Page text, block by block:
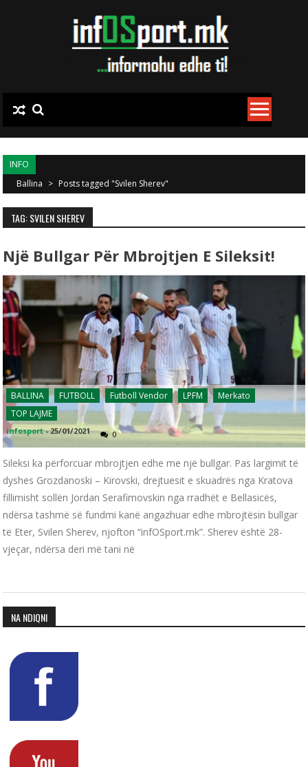
INFO
Ballina > Posts tagged "Svilen Sherev"
TAG: SVILEN SHEREV
Një Bullgar Për Mbrojtjen E Sileksit!
BALLINA FUTBOLL Futboll Vendor LPFM
Merkato
TOP LAJME
infosport -25/01/2021 0
Sileksi ka përforcuar mbrojtjen edhe me një bullgar. Pas largimit të
dyshes Grozdanoski – Kirovski, drejtuesit e skuadrës nga Kratova
fillimisht sollën Jordan Serafimovskin nga rradhët e Bellasicës,
ndërsa tashmë së fundmi kanë angazhuar edhe mbrojtësin bullgar
të Eter, Svilen Sherev, njofton “infOSport.mk”. Sherev është 28-
vjeçar, ndërsa deri më tani në
NA NDIQNI